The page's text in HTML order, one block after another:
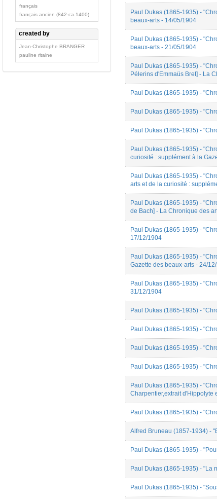
français
français ancien (842-ca.1400)
created by
Jean-Christophe BRANGER
pauline ritaine
Paul Dukas (1865-1935) -
beaux-arts - 14/05/1904
Paul Dukas (1865-1935) -
beaux-arts - 21/05/1904
Paul Dukas (1865-1935) -
Pélerins d'Emmaüs Bret] - La
Paul Dukas (1865-1935) -
Paul Dukas (1865-1935) -
Paul Dukas (1865-1935) -
Paul Dukas (1865-1935) -
curiosité : supplément à la
Paul Dukas (1865-1935) -
arts et de la curiosité :
Paul Dukas (1865-1935) -
de Bach] - La Chronique des
Paul Dukas (1865-1935) -
17/12/1904
Paul Dukas (1865-1935) -
Gazette des beaux-arts - 24/
Paul Dukas (1865-1935) -
31/12/1904
Paul Dukas (1865-1935) -
Paul Dukas (1865-1935) -
Paul Dukas (1865-1935) -
Paul Dukas (1865-1935) -
Paul Dukas (1865-1935) -
Charpentier,extrait d'Hippolyte
Paul Dukas (1865-1935) -
Alfred Bruneau (1857-1934) -
Paul Dukas (1865-1935) -
Paul Dukas (1865-1935) - "La
Paul Dukas (1865-1935) -